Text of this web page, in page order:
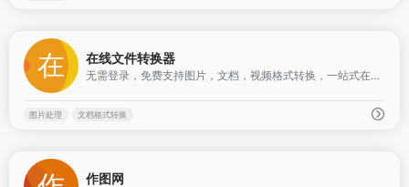
在线文件转换器
无需登录，免费支持图片，文档，视频格式转换，一站式在线格式转换工具
图片处理 文档格式转换
作图网